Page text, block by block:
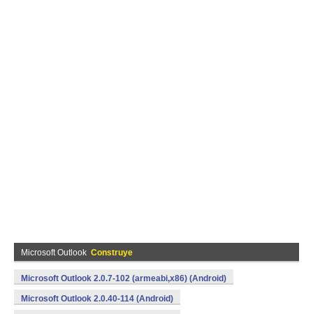
Microsoft Outlook Construye
Microsoft Outlook 2.0.7-102 (armeabi,x86) (Android)
Microsoft Outlook 2.0.40-114 (Android)